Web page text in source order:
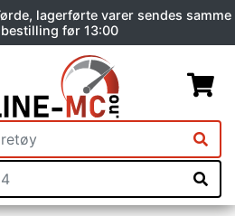
lagerførte varer sendes samme
før 13:00